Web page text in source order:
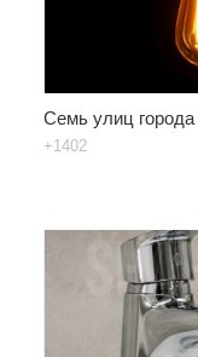
Семь улиц
+1402